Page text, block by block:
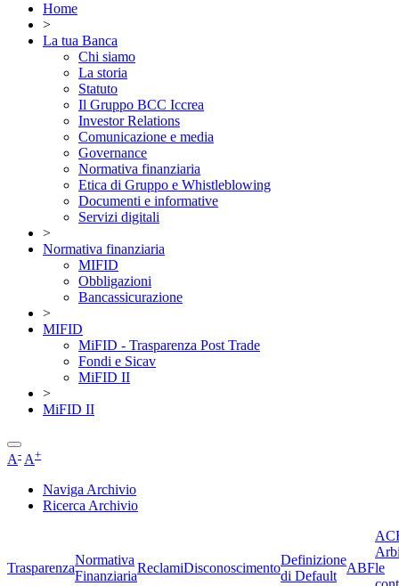
Home
>
La tua Banca
Chi siamo
La storia
Statuto
Il Gruppo BCC Iccrea
Investor Relations
Comunicazione e media
Governance
Normativa finanziaria
Etica di Gruppo e Whistleblowing
Documenti e informative
Servizi digitali
>
Normativa finanziaria
MIFID
Obbligazioni
Bancassicurazione
>
MIFID
MiFID - Trasparenza Post Trade
Fondi e Sicav
MiFID II
>
MiFID II
A- A+
Naviga Archivio
Ricerca Archivio
Trasparenza
Normativa
Finanziaria
ReclamiDisconoscimento
Definizione
di Default
ABFle